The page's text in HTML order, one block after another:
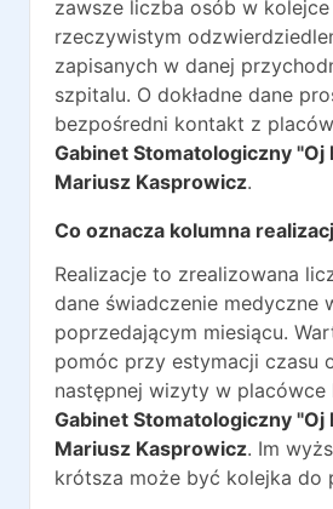
zawsze liczba osób w
rzeczywistym
zapisanych w danej
szpitalu. O dokładne dane
bezpośredni kontakt z
Gabinet Stomatologiczny "Oj
Mariusz Kasprowicz.
Co oznacza kolumna
Realizacje to zrealizowana
dane świadczenie medyczne
poprzedającym miesiącu.
pomóc przy estymacji czasu
następnej wizyty w placówce
Gabinet Stomatologiczny "Oj
Mariusz Kasprowicz. Im
krótsza może być kolejka do